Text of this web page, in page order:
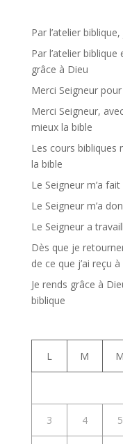
Par l’atelier
Par l’atelier
grâce à Dieu
Merci Seigneur
Merci Seigneur,
mieux la bible
Les cours bibliques
la bible
Le Seigneur m’a
Le Seigneur m’a
Le Seigneur a
Dès que je
de ce que j’ai reçu à
Je rends grâce à
biblique
L M M
3 4 5